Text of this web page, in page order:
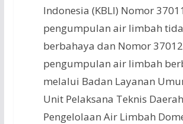
Indonesia (KBLI) Nomor
pengumpulan air limbah
berbahaya dan Nomor
pengumpulan air limbah
melalui Badan Layanan
Unit Pelaksana Teknis Daerah
Pengelolaan Air Limbah